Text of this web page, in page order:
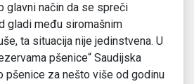
glavni način da se spreči
gladi među siromašnim
ta situacija nije jedinstvena. U
pšenice“ Saudijska
pšenice za nešto više od godinu